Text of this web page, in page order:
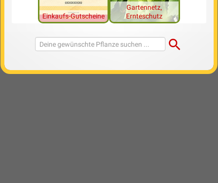
Einkaufs-Gutscheine
Gartennetz,
Ernteschutz